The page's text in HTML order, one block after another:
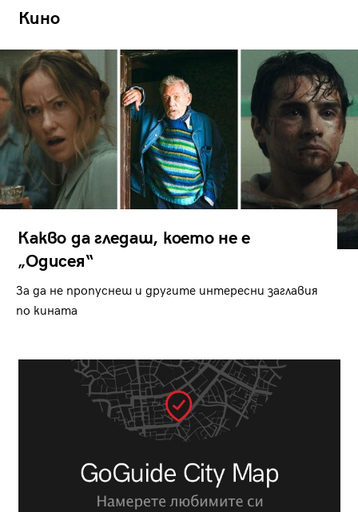
Кино
Какво да гледаш, което не е
„Одисея“
За да не пропуснеш и другите интересни заглавия
по кината